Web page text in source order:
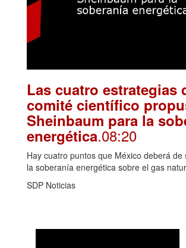
Las cuatro estrategias
comité científico
Sheinbaum para la
energética.08:20
Hay cuatro puntos que México deberá
la soberanía energética sobre el gas
SDP Noticias